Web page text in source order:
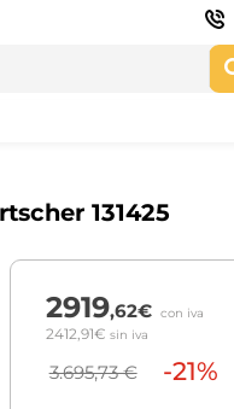
131425
2919,62€ con iva
2412,91€ sin iva
3.695,73 € -21%